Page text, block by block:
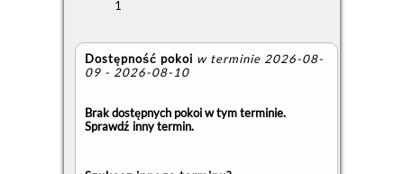
1
Dostępność pokoi w terminie 2026-08-
09 - 2026-08-10
Brak dostępnych pokoi w tym terminie.
Sprawdź inny termin.